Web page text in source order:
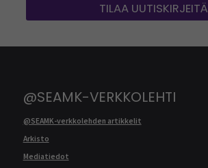
TILAA UUTISKIRJEITÄ
@SEAMK-VERKKOLEHTI
@SEAMK-verkkolehden artikkelit
Arkisto
Mediatiedot